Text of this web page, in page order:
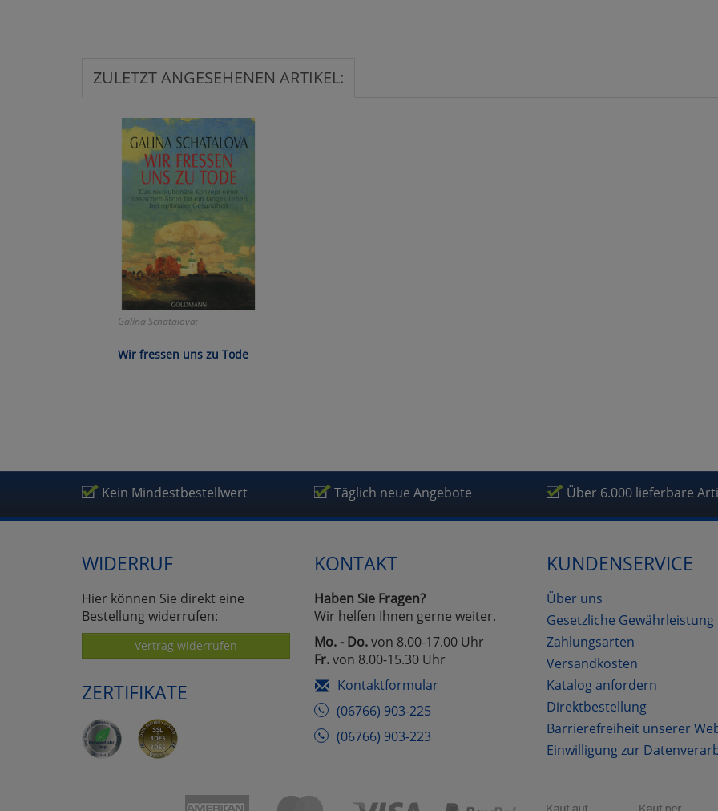
ZULETZT ANGESEHENEN ARTIKEL:
Galina Schatalova:
Wir fressen uns zu Tode
Kein Mindestbestellwert Täglich neue Angebote Über 6.000 lieferbare
WIDERRUF
Hier können Sie direkt eine
Bestellung widerrufen:
Vertrag widerrufen
ZERTIFIKATE
KONTAKT
Haben Sie Fragen?
Wir helfen Ihnen gerne weiter.
Mo. - Do.von 8.00-17.00 Uhr
Fr.von 8.00-15.30 Uhr
Kontaktformular
(06766) 903-225
(06766) 903-223
KUNDENSERVICE
Über uns
Gesetzliche Gewährleistung
Zahlungsarten
Versandkosten
Katalog anfordern
Direktbestellung
Barrierefreiheit unserer
Einwilligung zur